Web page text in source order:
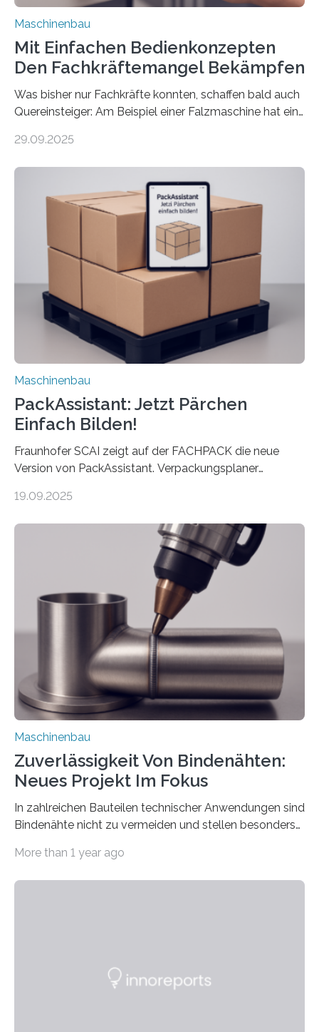
Maschinenbau
Mit Einfachen Bedienkonzepten
Den Fachkräftemangel Bekämpfen
Was bisher nur Fachkräfte konnten, schaffen bald auch
Quereinsteiger: Am Beispiel einer Falzmaschine hat ein
Mensch-Maschine-Schnittstelle so sehr vereinfacht,
Die zugrunde liegende Methodik lässt sich auf alle
anderen Maschinen übertragen. Eine Falzmaschine
umzurüsten ist ein Job für echte Profis. Eine solche
Maschine faltet in Druckereien Broschüren, Prospekte,
Landkarten und vieles mehr – mehrere Zehntausend
Exemplare pro Stunde. Je nach Maschinentyp und
Auftrag kann das Umrüsten…
29.09.2025
Maschinenbau
PackAssistant: Jetzt Pärchen
Einfach Bilden!
Fraunhofer SCAI zeigt auf der FACHPACK die neue
Version von PackAssistant. Verpackungsplaner
Automobil, Maschinenbau und in der Zulieferindustrie.
Teile als eine Einheit verpacken. Die Anordnung kann
der Benutzer vorgeben und erhält so mehr Kontrolle
über die Positionierung der Bauteile. Die ebenfalls neue
Automatisierungsschnittstelle dient dazu, die Software
besser in spezifische Unternehmensprozesse
einzubinden. Sankt Augustin – Zur Messe FACHPACK
vom 23. bis 25. September in Nürnberg…
19.09.2025
Maschinenbau
Zuverlässigkeit Von Bindenähten:
Neues Projekt Im Fokus
In zahlreichen Bauteilen technischer Anwendungen sind
Bindenähte nicht zu vermeiden und stellen besonders
Matrixmaterials eine große Herausforderung dar.
Durch den verstärkten Einsatz von Rezyklaten
More than 1 year ago